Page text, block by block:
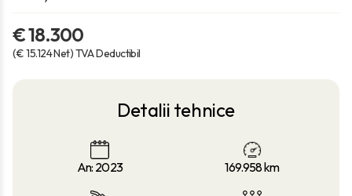
€ 18.300
(€ 15.124 Net) TVA Deductibil
Detalii tehnice
An: 2023 169.958km